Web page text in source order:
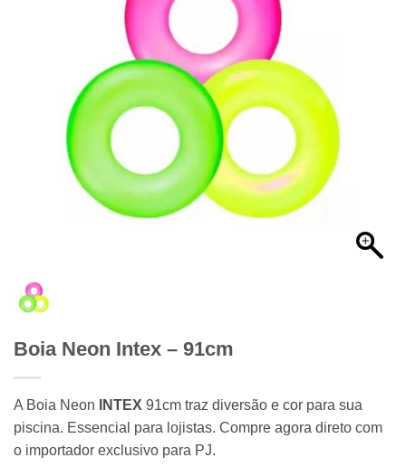
Boia Neon Intex – 91cm
A Boia Neon INTEX 91cm traz diversão e cor para sua
piscina. Essencial para lojistas. Compre agora direto com
o importador exclusivo para PJ.